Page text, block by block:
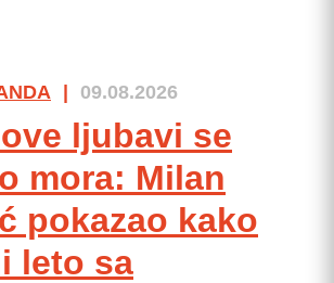
| 09.08.2026
ljubavi se
mora: Milan
pokazao kako
leto sa